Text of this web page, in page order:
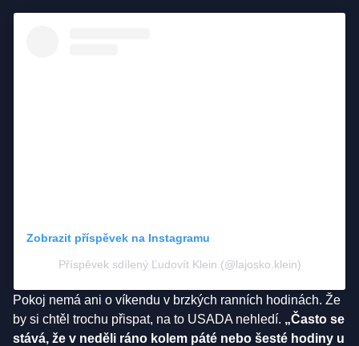
Zobrazit příspěvek na Instagramu
Příspěvek sdílený Ľudovít Klein (@lajosko.klein)
Pokoj nemá ani o víkendu v brzkých ranních hodinách. Že
by si chtěl trochu přispat, na to USADA nehledí. „Často se
stává, že v neděli ráno kolem páté nebo šesté hodiny u